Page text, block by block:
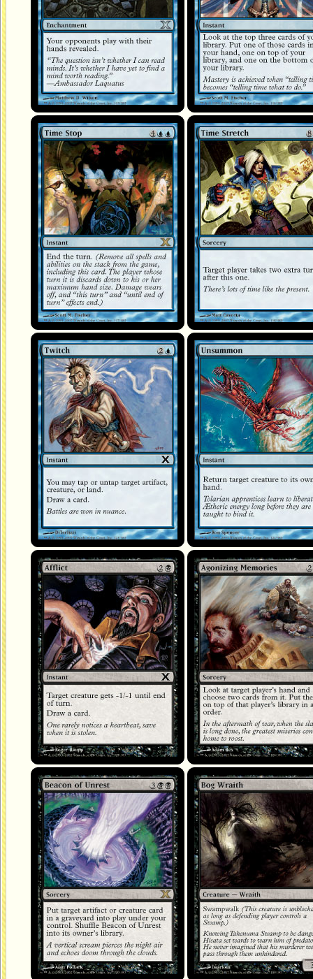
Arrêt du temps Étirement temporel
Spasme Désinvocation
Affliction Affres du souvenir
Flambeau de l'Inquiétude Apparition des marécages